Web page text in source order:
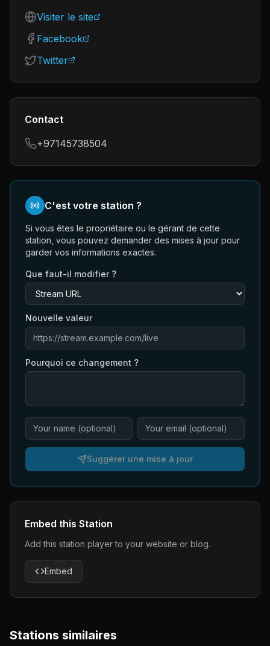
Visiter le site
Facebook
Twitter
Contact
+97145738504
C'est votre station ?
Si vous êtes le propriétaire ou le gérant de cette
station, vous pouvez demander des mises à jour pour
garder vos informations exactes.
Que faut-il modifier ?
Nouvelle valeur
Pourquoi ce changement ?
Suggérer une mise à jour
Embed this Station
Add this station player to your website or blog.
Embed
Stations similaires